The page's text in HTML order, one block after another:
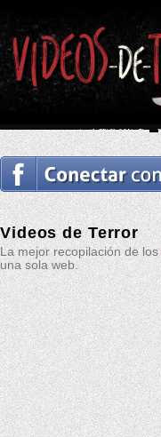
Videos de Terror
La mejor recopilación de los
una sola web.